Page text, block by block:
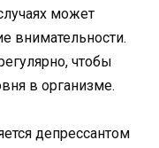
может
внимательности.
чтобы
в организме.
депрессантом